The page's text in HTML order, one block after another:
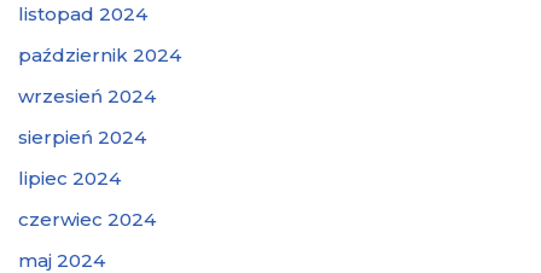
listopad 2024
październik 2024
wrzesień 2024
sierpień 2024
lipiec 2024
czerwiec 2024
maj 2024